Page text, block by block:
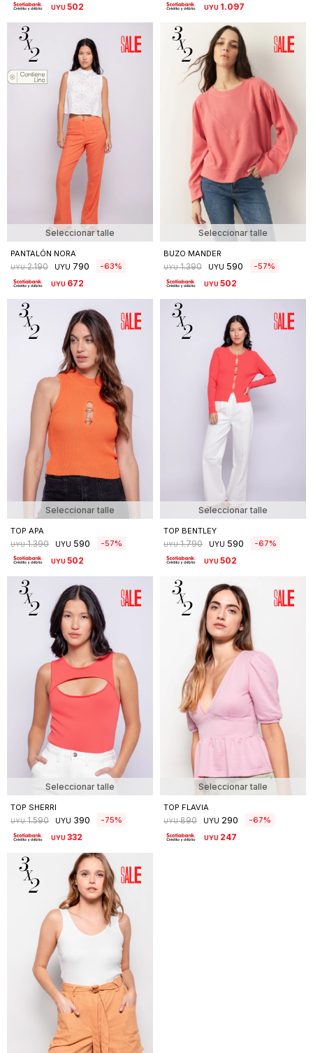
UYU502 UYU 1.097
Seleccionar talle
PANTALÓN NORA
UYU 2.190 UYU 790 63
UYU 672
Seleccionar talle
BUZO MANDER
UYU 1.390 UYU 590 57
UYU502
Seleccionar talle
TOP APA
UYU 1.390 UYU 590 57
UYU502
Seleccionar talle
TOP BENTLEY
UYU 1.790 UYU 590 67
UYU502
Seleccionar talle
TOP SHERRI
UYU 1.590 UYU 390 75
UYU332
Seleccionar talle
TOP FLAVIA
UYU 890 UYU 290 67
UYU 247